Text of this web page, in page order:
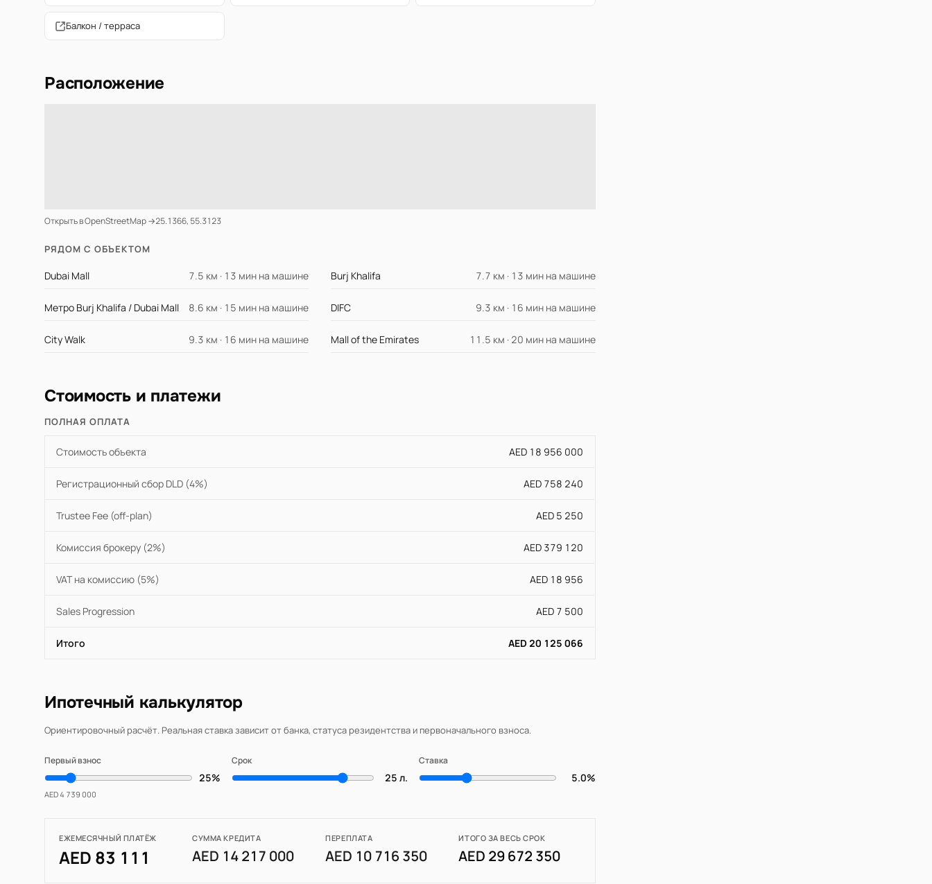
Балкон / терраса
Расположение
Открыть в OpenStreetMap →25.1366, 55.3123
РЯДОМ С ОБЪЕКТОМ
Dubai Mall 7.5 км · 13 мин на машине Burj Khalifa 7.7 км · 13 мин на машине
Метро Burj Khalifa / Dubai Mall 8.6 км · 15 мин на машине DIFC 9.3 км · 16 мин на машине
City Walk 9.3 км · 16 мин на машине Mall of the Emirates 11.5 км · 20 мин на машине
Стоимость и платежи
ПОЛНАЯ ОПЛАТА
Стоимость объекта AED 18 956 000
Регистрационный сбор DLD (4%) AED 758 240
Trustee Fee (off-plan) AED 5 250
Комиссия брокеру (2%) AED 379 120
VAT на комиссию (5%) AED 18 956
Sales Progression AED 7 500
Итого AED 20 125 066
Ипотечный калькулятор
Ориентировочный расчёт. Реальная ставка зависит от банка, статуса резидентства и первоначального взноса.
Первый взнос
25%
AED 4 739 000
Срок
25 л.
Ставка
5.0%
ЕЖЕМЕСЯЧНЫЙ ПЛАТЁЖ
AED 83 111
СУММА КРЕДИТА
AED 14 217 000
ПЕРЕПЛАТА
AED 10 716 350
ИТОГО ЗА ВЕСЬ СРОК
AED 29 672 350